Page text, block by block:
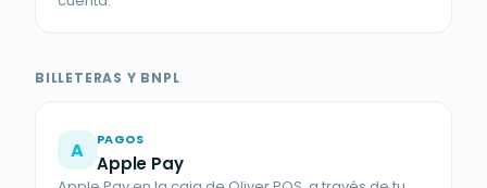
BILLETERAS Y BNPL
A PAGOS
Apple Pay